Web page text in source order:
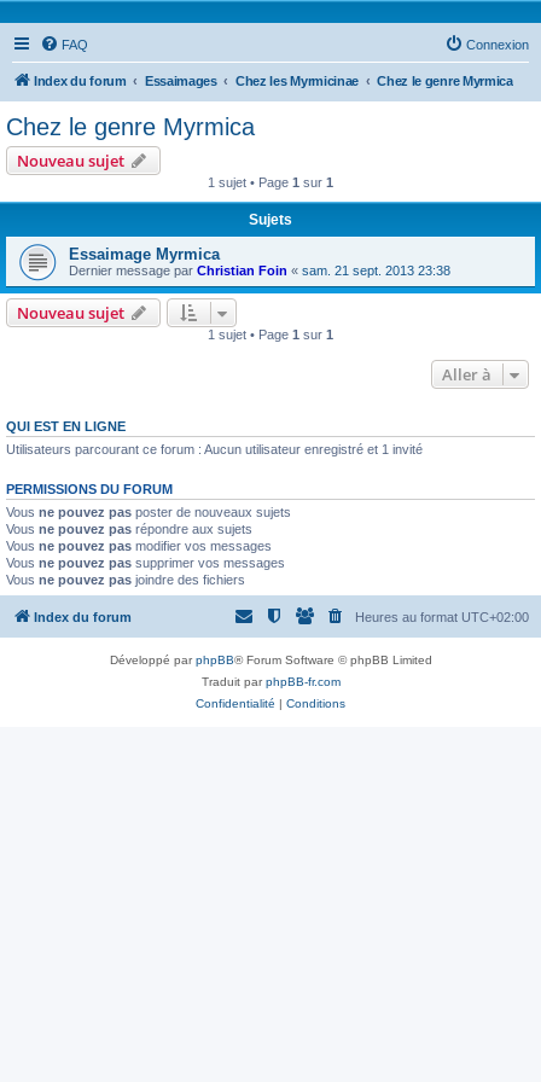
FAQ Connexion
Index du forum Essaimages Chez les Myrmicinae Chez le genre Myrmica
Chez le genre Myrmica
Nouveau sujet
1 sujet • Page 1 sur 1
Sujets
Essaimage Myrmica
Dernier message par Christian Foin « sam. 21 sept. 2013 23:38
Nouveau sujet
1 sujet • Page 1 sur 1
Aller à
QUI EST EN LIGNE
Utilisateurs parcourant ce forum : Aucun utilisateur enregistré et 1 invité
PERMISSIONS DU FORUM
Vous ne pouvez pas poster de nouveaux sujets
Vous ne pouvez pas répondre aux sujets
Vous ne pouvez pas modifier vos messages
Vous ne pouvez pas supprimer vos messages
Vous ne pouvez pas joindre des fichiers
Index du forum Heures au format UTC+02:00
Développé parphpBB® Forum Software © phpBB Limited
Traduit parphpBB-fr.com
Confidentialité | Conditions